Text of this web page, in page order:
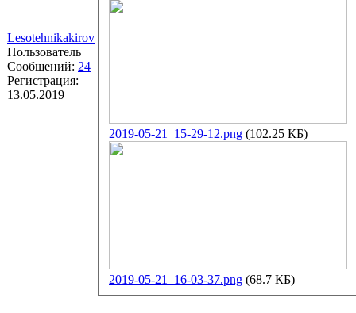
Lesotehnikakirov
Пользователь
Сообщений: 24
Регистрация:
13.05.2019
2019-05-21_15-29-12.png (102.25 КБ)
2019-05-21_16-03-37.png (68.7 КБ)